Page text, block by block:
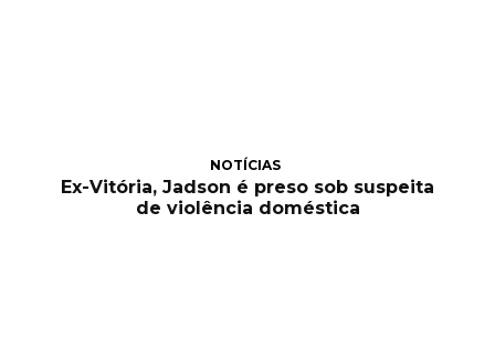
NOTÍCIAS
Ex-Vitória, Jadson é preso sob suspeita
de violência doméstica